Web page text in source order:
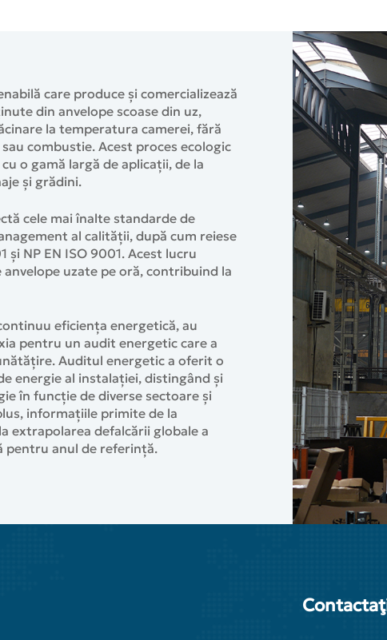
care produce și comercializează
din anvelope scoase din uz,
la temperatura camerei, fără
combustie. Acest proces ecologic
o gamă largă de aplicații, de la
și grădini.
cele mai înalte standarde de
al calității, după cum reiese
și NP EN ISO 9001. Acest lucru
uzate pe oră, contribuind la
eficiența energetică, au
pentru un audit energetic care a
Auditul energetic a oferit o
energie al instalației, distingând și
în funcție de diverse sectoare și
informațiile primite de la
extrapolarea defalcării globale a
pentru anul de referință.